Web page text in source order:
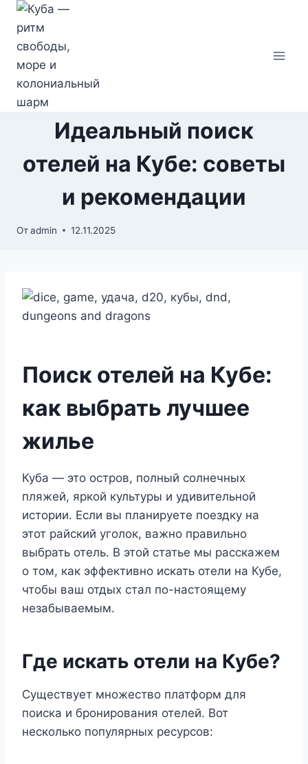
Перейти
содержимому
Идеальный поиск
отелей на Кубе: советы
и рекомендации
Отadmin 12.11.2025
Поиск отелей на Кубе:
как выбрать лучшее
жилье
Куба — это остров, полный солнечных
пляжей, яркой культуры и удивительной
истории. Если вы планируете поездку на
этот райский уголок, важно правильно
выбрать отель. В этой статье мы расскажем
о том, как эффективно искать отели на Кубе,
чтобы ваш отдых стал по-настоящему
незабываемым.
Где искать отели на Кубе?
Существует множество платформ для
поиска и бронирования отелей. Вот
несколько популярных ресурсов: